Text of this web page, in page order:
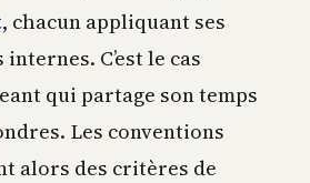
, chacun appliquant ses
C’est le cas
qui partage son temps
Les conventions
alors des critères de